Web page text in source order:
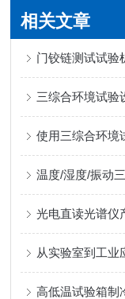
相关文章
三综合环境试验
使用三综合环境
温度/湿度/振动
光电直读光谱仪
从实验室到工业
高低温试验箱制